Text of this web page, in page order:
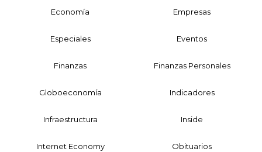
Economía Empresas
Especiales Eventos
Finanzas Finanzas Personales
Globoeconomía Indicadores
Infraestructura Inside
Internet Economy Obituarios